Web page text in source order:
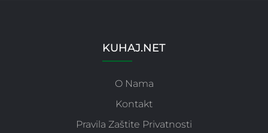
KUHAJ.NET
O Nama
Kontakt
Pravila Zaštite Privatnosti